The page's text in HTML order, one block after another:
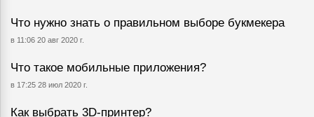
Что нужно знать о правильном выборе букмекера
в 11:06 20 авг 2020 г.
Что такое мобильные приложения?
в 17:25 28 июл 2020 г.
Как выбрать 3D-принтер?